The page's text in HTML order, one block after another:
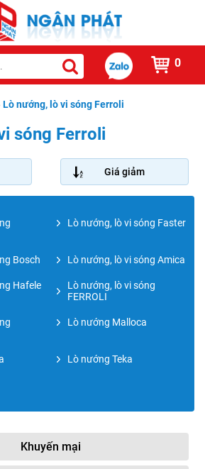
0
Lò nướng, lò vi sóng Ferroli
sóng Ferroli
Giá giảm
Lò nướng, lò vi sóng Faster
Bosch Lò nướng, lò vi sóng Amica
Hafele
Lò nướng, lò vi sóng
FERROLI
Lò nướng Malloca
Lò nướng Teka
Khuyến mại